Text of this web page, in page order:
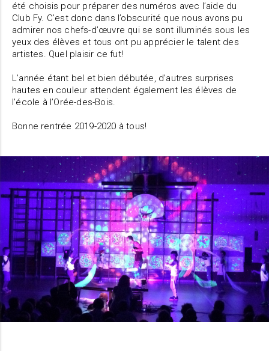
été choisis pour préparer des numéros avec l’aide du
Club Fy. C’est donc dans l’obscurité que nous avons pu
admirer nos chefs-d’œuvre qui se sont illuminés sous les
yeux des élèves et tous ont pu apprécier le talent des
artistes. Quel plaisir ce fut!
L’année étant bel et bien débutée, d’autres surprises
hautes en couleur attendent également les élèves de
l’école à l’Orée-des-Bois.
Bonne rentrée 2019-2020 à tous!